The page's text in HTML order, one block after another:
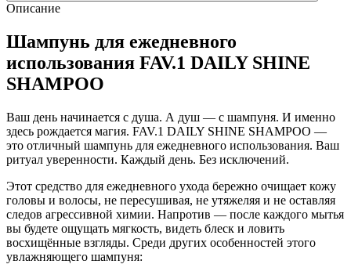
Описание
Шампунь для ежедневного
использования FAV.1 DAILY SHINE
SHAMPOO
Ваш день начинается с душа. А душ — с шампуня. И именно
здесь рождается магия. FAV.1 DAILY SHINE SHAMPOO —
это отличный шампунь для ежедневного использования. Ваш
ритуал уверенности. Каждый день. Без исключений.
Этот средство для ежедневного ухода бережно очищает кожу
головы и волосы, не пересушивая, не утяжеляя и не оставляя
следов агрессивной химии. Напротив — после каждого мытья
вы будете ощущать мягкость, видеть блеск и ловить
восхищённые взгляды. Среди других особенностей этого
увлажняющего шампуня: